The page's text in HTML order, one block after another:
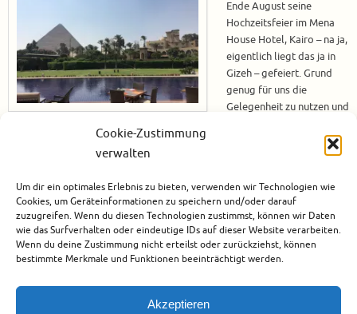
Cookie-Zustimmung
verwalten
Um dir ein optimales Erlebnis zu bieten, verwenden wir Technologien wie
Cookies, um Geräteinformationen zu speichern und/oder darauf
zuzugreifen. Wenn du diesen Technologien zustimmst, können wir Daten
wie das Surfverhalten oder eindeutige IDs auf dieser Website verarbeiten.
Wenn du deine Zustimmung nicht erteilst oder zurückziehst, können
bestimmte Merkmale und Funktionen beeinträchtigt werden.
Akzeptieren
Ende August seine
Hochzeitsfeier im Mena
House Hotel, Kairo – na ja,
eigentlich liegt das ja in
Gizeh – gefeiert. Grund
genug für uns die
Gelegenheit zu nutzen und
Übernachtung in diesem Hotel zu buchen. Unsere Anreise erfolgt am
Donnerstag, die Hochzeitsfeier ist dann am Freitagabend angesetzt.
geschaut und sind bei den…
Weiterlesen
September 1, 2017 Afrika,Ägypten ,Hotels,Kairo 2